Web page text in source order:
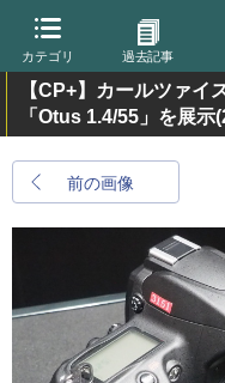
カテゴリ 過去記事
【CP+】カールツァイ
「Otus 1.4/55」を展示
前の画像